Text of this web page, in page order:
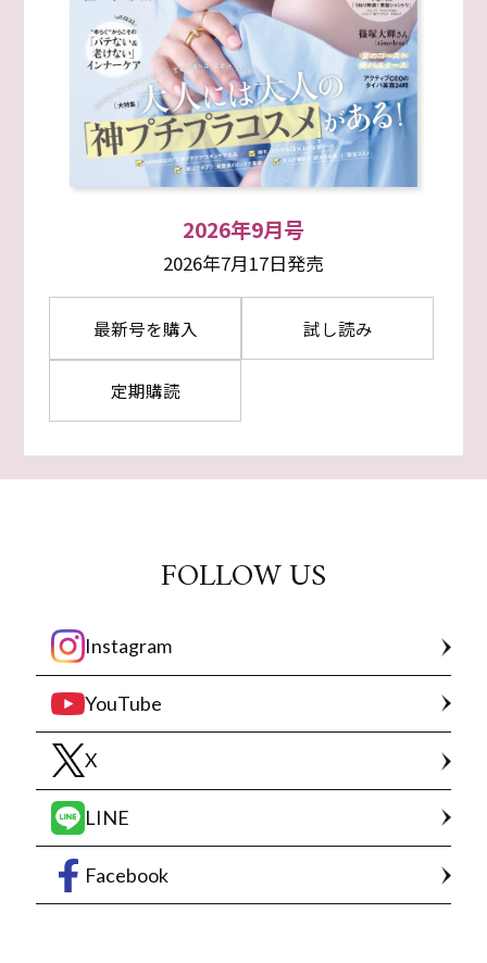
2026年9月号
2026年7月17日発売
最新号を購入 試し読み
定期購読
FOLLOW US
Instagram
YouTube
X
LINE
Facebook